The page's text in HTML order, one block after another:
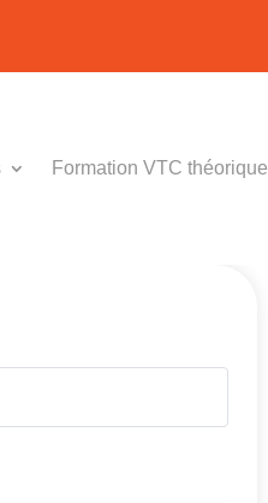
Formation VTC théorique